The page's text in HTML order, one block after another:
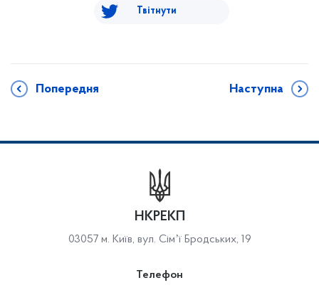
Твітнути
Попередня Наступна
НКРЕКП
03057 м. Київ, вул. Сімʼї Бродських, 19
Телефон